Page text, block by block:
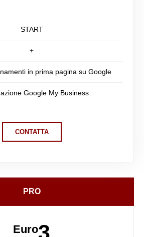
START
+
in prima pagina su Google
Google My Business
CONTATTA
PRO
Euro